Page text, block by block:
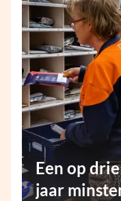
Een op
jaar